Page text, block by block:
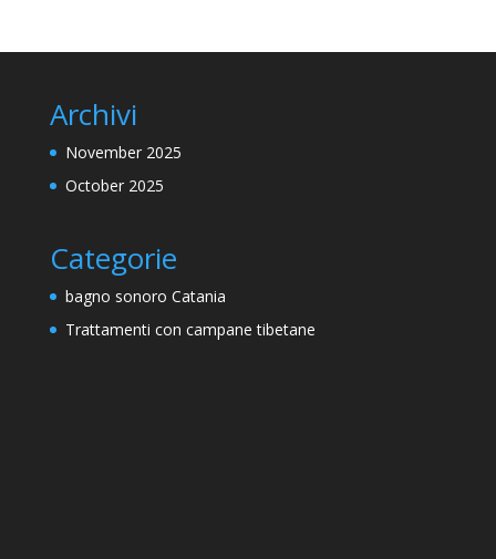
Archivi
November 2025
October 2025
Categorie
bagno sonoro Catania
Trattamenti con campane tibetane